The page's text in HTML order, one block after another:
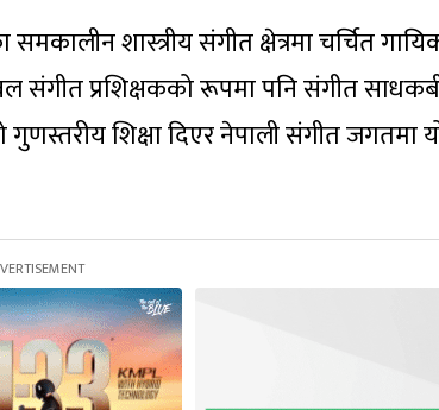
शास्त्रीय संगीत क्षेत्रमा चर्चित
प्रशिक्षकको रूपमा पनि संगीत
गुणस्तरीय शिक्षा दिएर नेपाली संगीत जगतमा